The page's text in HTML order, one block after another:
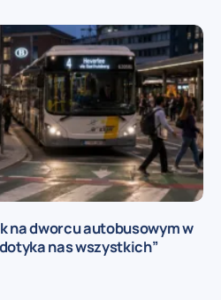
na dworcu autobusowym w
nas wszystkich”